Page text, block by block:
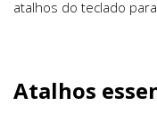
atalhos do teclado
Atalhos